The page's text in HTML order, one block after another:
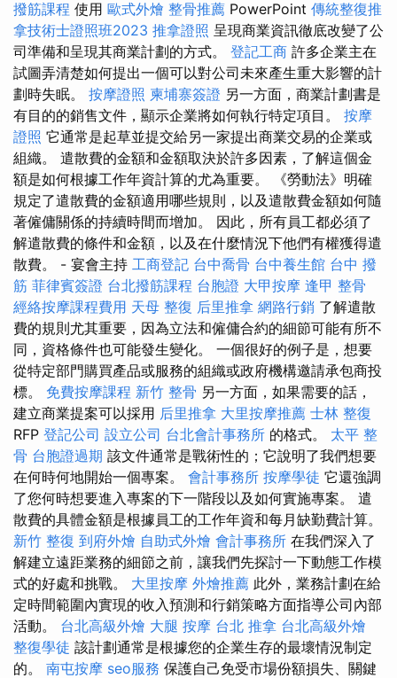
撥筋課程 使用 歐式外燴 整骨推薦 PowerPoint 傳統整復推
拿技術士證照班2023 推拿證照 呈現商業資訊徹底改變了公
司準備和呈現其商業計劃的方式。 登記工商 許多企業主在
試圖弄清楚如何提出一個可以對公司未來產生重大影響的計
劃時失眠。 按摩證照 柬埔寨簽證 另一方面，商業計劃書是
有目的的銷售文件，顯示企業將如何執行特定項目。 按摩
證照 它通常是起草並提交給另一家提出商業交易的企業或
組織。 遣散費的金額和金額取決於許多因素，了解這個金
額是如何根據工作年資計算的尤為重要。 《勞動法》明確
規定了遣散費的金額適用哪些規則，以及遣散費金額如何隨
著僱傭關係的持續時間而增加。 因此，所有員工都必須了
解遣散費的條件和金額，以及在什麼情況下他們有權獲得遣
散費。 - 宴會主持 工商登記 台中喬骨 台中養生館 台中 撥
筋 菲律賓簽證 台北撥筋課程 台胞證 大甲按摩 逢甲 整骨
經絡按摩課程費用 天母 整復 后里推拿 網路行銷 了解遣散
費的規則尤其重要，因為立法和僱傭合約的細節可能有所不
同，資格條件也可能發生變化。 一個很好的例子是，想要
從特定部門購買產品或服務的組織或政府機構邀請承包商投
標。 免費按摩課程 新竹 整骨 另一方面，如果需要的話，
建立商業提案可以採用 后里推拿 大里按摩推薦 士林 整復
RFP 登記公司 設立公司 台北會計事務所 的格式。 太平 整
骨 台胞證過期 該文件通常是戰術性的；它說明了我們想要
在何時何地開始一個專案。 會計事務所 按摩學徒 它還強調
了您何時想要進入專案的下一階段以及如何實施專案。 遣
散費的具體金額是根據員工的工作年資和每月缺勤費計算。
新竹 整復 到府外燴 自助式外燴 會計事務所 在我們深入了
解建立遠距業務的細節之前，讓我們先探討一下動態工作模
式的好處和挑戰。 大里按摩 外燴推薦 此外，業務計劃在給
定時間範圍內實現的收入預測和行銷策略方面指導公司內部
活動。 台北高級外燴 大腿 按摩 台北 推拿 台北高級外燴
整復學徒 該計劃通常是根據您的企業生存的最壞情況制定
的。 南屯按摩 seo服務 保護自己免受市場份額損失、關鍵